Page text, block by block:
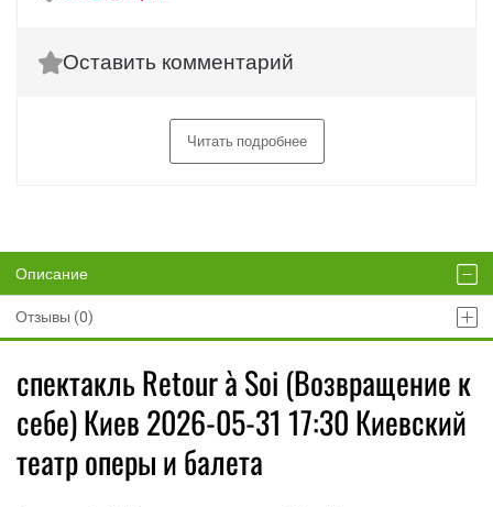
Оставить комментарий
Читать подробнее
Описание
Отзывы (0)
спектакль Retour à Soi (Возвращение к
себе) Киев 2026-05-31 17:30 Киевский
театр оперы и балета